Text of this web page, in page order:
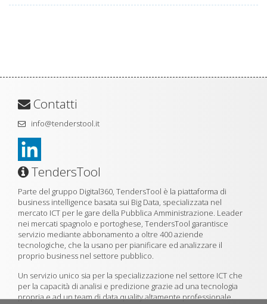
Contatti
info@tenderstool.it
TendersTool
Parte del gruppo Digital360, TendersTool è la piattaforma di
business intelligence basata sui Big Data, specializzata nel
mercato ICT per le gare della Pubblica Amministrazione. Leader
nei mercati spagnolo e portoghese, TendersTool garantisce
servizio mediante abbonamento a oltre 400 aziende
tecnologiche, che la usano per pianificare ed analizzare il
proprio business nel settore pubblico.
Un servizio unico sia per la specializzazione nel settore ICT che
per la capacità di analisi e predizione grazie ad una tecnologia
propria e ad un team di data quality altamente professionale.